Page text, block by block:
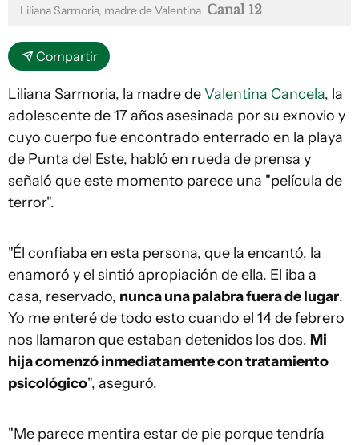
Liliana Sarmoria, madre de Valentina Canal 12
Compartir
Liliana Sarmoria, la madre deValentina Cancela, la
adolescente de 17 años asesinada por su exnovio y
cuyo cuerpo fue encontrado enterrado en la playa
de Punta del Este, habló en rueda de prensa y
señaló que este momento parece una "película de
terror".
"Él confiaba en esta persona, que la encantó, la
enamoró y el sintió apropiación de ella. El iba a
casa, reservado, nunca una palabra fuera de lugar.
Yo me enteré de todo esto cuando el 14 de febrero
nos llamaron que estaban detenidos los dos. Mi
hija comenzó inmediatamente con tratamiento
psicológico", aseguró.
"Me parece mentira estar de pie porque tendría